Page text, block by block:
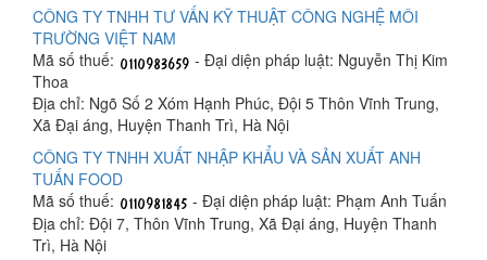
CÔNG TY TNHH TƯ VẤN KỸ THUẬT CÔNG NGHỆ MÔI
TRƯỜNG VIỆT NAM
Mã số thuế:
- Đại diện pháp luật: Nguyễn Thị Kim
Thoa
Địa chỉ: Ngõ Số 2 Xóm Hạnh Phúc, Đội 5 Thôn Vĩnh Trung,
Xã Đại áng, Huyện Thanh Trì, Hà Nội
CÔNG TY TNHH XUẤT NHẬP KHẨU VÀ SẢN XUẤT ANH
TUẤN FOOD
Mã số thuế:
- Đại diện pháp luật: Phạm Anh Tuấn
Địa chỉ: Đội 7, Thôn Vĩnh Trung, Xã Đại áng, Huyện Thanh
Trì, Hà Nội